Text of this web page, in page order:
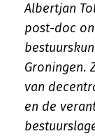
Albertjan
post-doc
Groningen.
van
en de